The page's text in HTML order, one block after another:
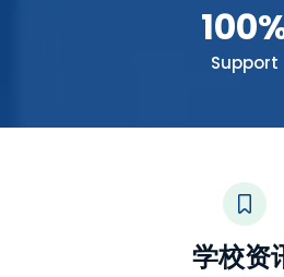
Support
学校资